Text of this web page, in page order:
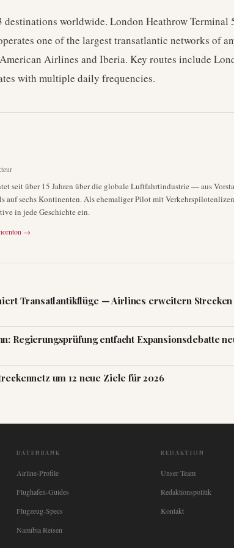
worldwide. London Heathrow Terminal
one of the largest transatlantic networks of
Airlines and Iberia. Key routes include
with multiple daily frequencies.
seit über 15 Jahren über die globale Luftfahrtindustrie — aus
auf sechs Kontinenten. Als ehemaliger Pilot mit
in jede Geschichte ein.
→
Transatlantikflüge — Airlines erweitern Strecken
Regierungsprüfung entfacht Expansionsdebatte
um 12 neue Ziele für 2026
DATENBANK
Airline-Profile
Flughafen-Guides
Flugzeug-Specs
Namibia Reisen
REDAKTION
Unser Team
Redaktionspolitik
Kontakt